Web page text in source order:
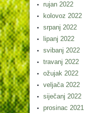
rujan 2022
kolovoz 2022
srpanj 2022
lipanj 2022
svibanj 2022
travanj 2022
ožujak 2022
veljača 2022
siječanj 2022
prosinac 2021